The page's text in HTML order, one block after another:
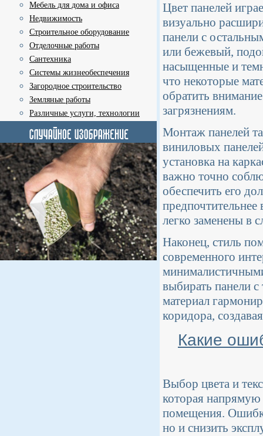
Мебель для дома и офиса
Недвижимость
Строительное оборудование
Отделочные работы
Сантехника
Системы жизнеобеспечения
Загородное строительство
Земляные работы
Различные услуги, технологии
Цвет панелей
визуально
панели с
или бежевый,
насыщенные и
что некоторые
обратить
загрязнениям.
Монтаж панелей
виниловых
установка на
важно точно
обеспечить его
легко заменены в
Наконец, стиль
современного
выбирать панели
материал
коридора,
Какие
Выбор цвета и
которая
помещения.
но и снизить